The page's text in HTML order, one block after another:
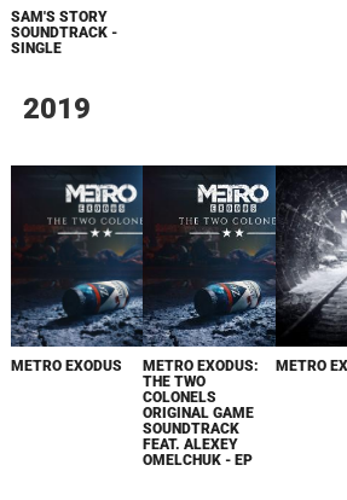
SAM'S STORY
SOUNDTRACK -
SINGLE
2019
METRO EXODUS
METRO EXODUS:
THE TWO
COLONELS
ORIGINAL GAME
SOUNDTRACK
FEAT. ALEXEY
OMELCHUK - EP
METRO